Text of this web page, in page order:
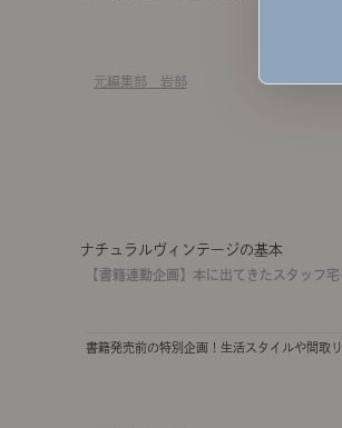
元編集部 岩部
ナチュラルヴィンテージの基本
【書籍連動企画】本に出てきたスタッフ
書籍発売前の特別企画！生活スタイルや間取